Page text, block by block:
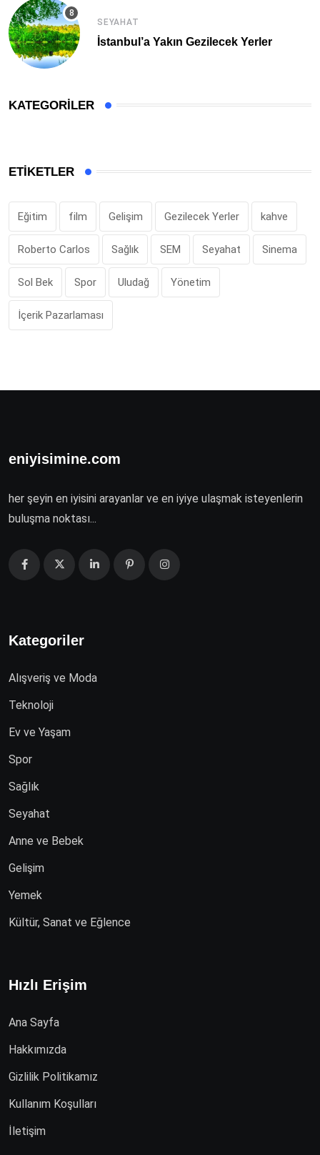
SEYAHAT
İstanbul’a Yakın Gezilecek Yerler
KATEGORILER
ETIKETLER
Eğitim film Gelişim Gezilecek Yerler kahve
Roberto Carlos Sağlık SEM Seyahat Sinema
Sol Bek Spor Uludağ Yönetim
İçerik Pazarlaması
eniyisimine.com
her şeyin en iyisini arayanlar ve en iyiye ulaşmak isteyenlerin
buluşma noktası...
Kategoriler
Alışveriş ve Moda
Teknoloji
Ev ve Yaşam
Spor
Sağlık
Seyahat
Anne ve Bebek
Gelişim
Yemek
Kültür, Sanat ve Eğlence
Hızlı Erişim
Ana Sayfa
Hakkımızda
Gizlilik Politikamız
Kullanım Koşulları
İletişim